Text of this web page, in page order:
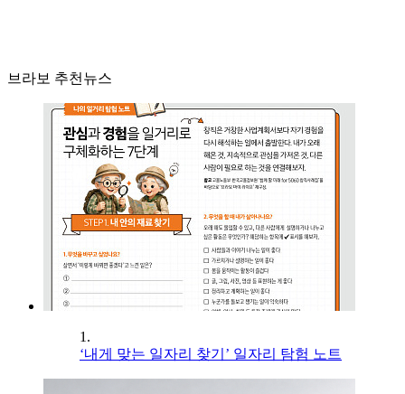
브라보 추천뉴스
1.
‘내게 맞는 일자리 찾기’ 일자리 탐험 노트